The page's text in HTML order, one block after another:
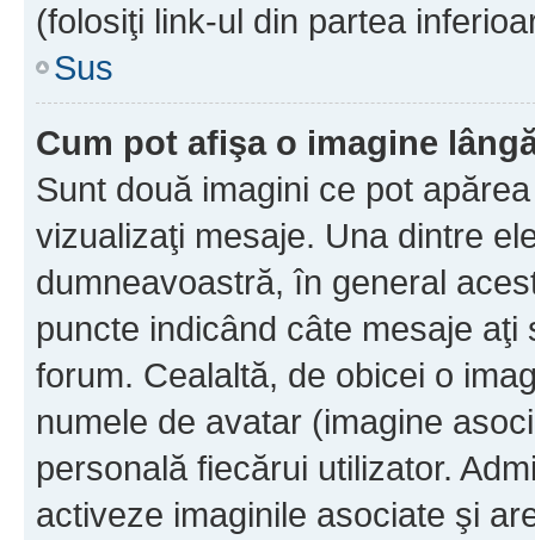
(folosiţi link-ul din partea
Sus
Cum pot afişa o imagine
Sunt două imagini ce pot
vizualizaţi mesaje. Una dintre
dumneavoastră, în general
puncte indicând câte mesaje
forum. Cealaltă, de obicei o
numele de avatar (imagine
personală fiecărui utilizator.
activeze imaginile asociate şi